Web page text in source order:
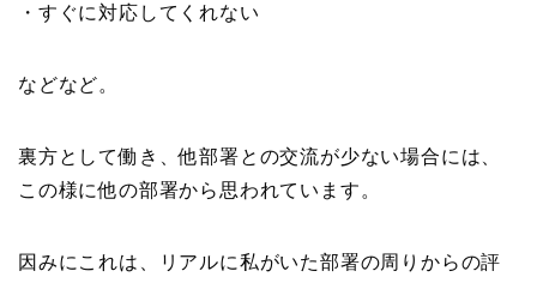
・すぐに対応してくれない
などなど。
裏方として働き、他部署との交流が少ない場合には、
この様に他の部署から思われています。
因みにこれは、リアルに私がいた部署の周りからの評